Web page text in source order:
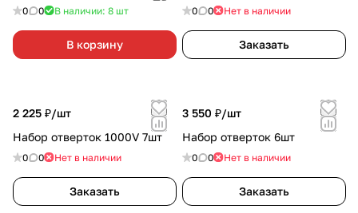
0 0 В наличии: 8 шт
В корзину
0 0 Нет в наличии
Заказать
2 225 ₽/шт
Набор отверток 1000V 7шт
0 0 Нет в наличии
Заказать
3 550 ₽/шт
Набор отверток 6шт
0 0 Нет в наличии
Заказать